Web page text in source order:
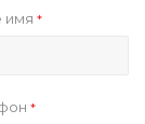
имя*
*